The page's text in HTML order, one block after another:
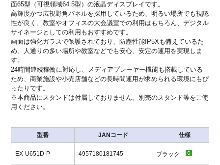
面65型（可視領域64.5型）の液晶ディスプレイです。
高輝度かつ広視野角パネルを採用しているため、明るい場所でも視認
性が良く、教室やオフィスの大会議室での利用はもちろん、デジタル
サイネージとしての利用もおすすめです。
画面は強化ガラスで保護されており、防塵性能IP5Xも備えているた
め、人通りの多い場所や教室などでも安心、安定の運用を実現しま
す。
24時間連続稼働に対応し、メディアプレーヤー機能も搭載している
ため、商業施設や小売店舗などの長時間運用が求められる環境にもぴ
ったりです。
※本商品にスタンドは付属しておりません。別売のスタンド等をご使
用ください。
型番 JANコード 仕様
EX-U651D-P 4957180181745 ブラック